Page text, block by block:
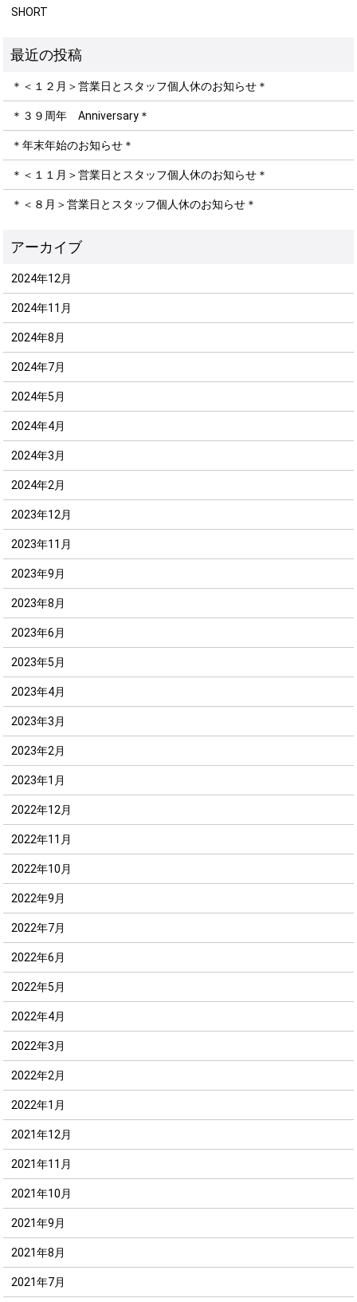
SHORT
＊＜１２月＞営業日とスタッフ個人休のお知らせ＊
＊３９周年 Anniversary＊
＊年末年始のお知らせ＊
＊＜１１月＞営業日とスタッフ個人休のお知らせ＊
＊＜８月＞営業日とスタッフ個人休のお知らせ＊
2024年12月
2024年11月
2024年8月
2024年7月
2024年5月
2024年4月
2024年3月
2024年2月
2023年12月
2023年11月
2023年9月
2023年8月
2023年6月
2023年5月
2023年4月
2023年3月
2023年2月
2023年1月
2022年12月
2022年11月
2022年10月
2022年9月
2022年7月
2022年6月
2022年5月
2022年4月
2022年3月
2022年2月
2022年1月
2021年12月
2021年11月
2021年10月
2021年9月
2021年8月
2021年7月